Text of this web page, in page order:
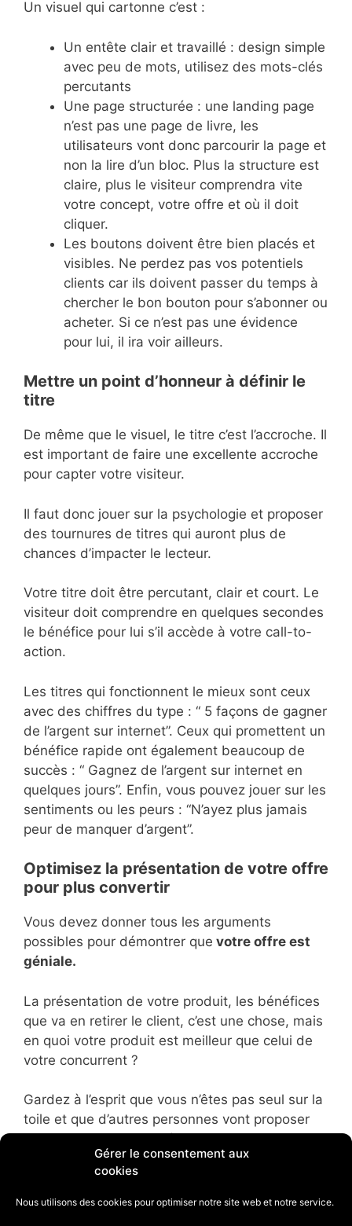
Gérer le consentement aux
cookies
Nous utilisons des cookies pour optimiser notre site web et notre service.
Un visuel qui cartonne c’est :
Un entête clair et travaillé : design simple
avec peu de mots, utilisez des mots-clés
percutants
Une page structurée : une landing page
n’est pas une page de livre, les
utilisateurs vont donc parcourir la page et
non la lire d’un bloc. Plus la structure est
claire, plus le visiteur comprendra vite
votre concept, votre offre et où il doit
cliquer.
Les boutons doivent être bien placés et
visibles. Ne perdez pas vos potentiels
clients car ils doivent passer du temps à
chercher le bon bouton pour s’abonner ou
acheter. Si ce n’est pas une évidence
pour lui, il ira voir ailleurs.
Mettre un point d’honneur à définir le
titre
De même que le visuel, le titre c’est l’accroche. Il
est important de faire une excellente accroche
pour capter votre visiteur.
Il faut donc jouer sur la psychologie et proposer
des tournures de titres qui auront plus de
chances d’impacter le lecteur.
Votre titre doit être percutant, clair et court. Le
visiteur doit comprendre en quelques secondes
le bénéfice pour lui s’il accède à votre call-to-
action.
Les titres qui fonctionnent le mieux sont ceux
avec des chiffres du type : “ 5 façons de gagner
de l’argent sur internet”. Ceux qui promettent un
bénéfice rapide ont également beaucoup de
succès : “ Gagnez de l’argent sur internet en
quelques jours”. Enfin, vous pouvez jouer sur les
sentiments ou les peurs : “N’ayez plus jamais
peur de manquer d’argent”.
Optimisez la présentation de votre offre
pour plus convertir
Vous devez donner tous les arguments
possibles pour démontrer que votre offre est
géniale.
La présentation de votre produit, les bénéfices
que va en retirer le client, c’est une chose, mais
en quoi votre produit est meilleur que celui de
votre concurrent ?
Gardez à l’esprit que vous n’êtes pas seul sur la
toile et que d’autres personnes vont proposer
Faites donc une description complète de votre
produit, donnez aux prospects toutes les